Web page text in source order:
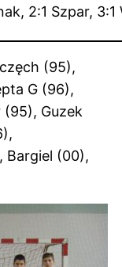
2:1 Szpar,
(95),
G (96),
Guzek
Bargiel (00),